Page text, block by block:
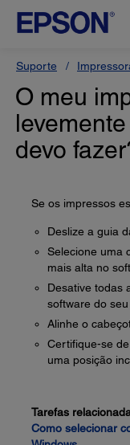
Suporte
O meu
devo
Se os impressos
Deslize a guia
Selecione uma
mais alta no
Desative todas
software do seu
Alinhe o
Certifique-se
uma posição
Tarefas
Como selecionar